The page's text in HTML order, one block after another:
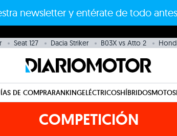
newsletter y entérate de todo
Seat 127 Dacia Striker B03X vs Atto 2
DE COMPRARANKINGELÉCTRICOSHÍBRIDOSMOTOS
COMPETICIÓN